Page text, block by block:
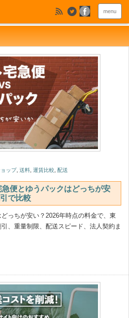
menu
ップ, 送料 運賃比較 配送
急便とゆうパックはどっちが安
で比較
っちが安い？2026年時点の料金で、東
、重量制限、配送スピード、法人契約ま